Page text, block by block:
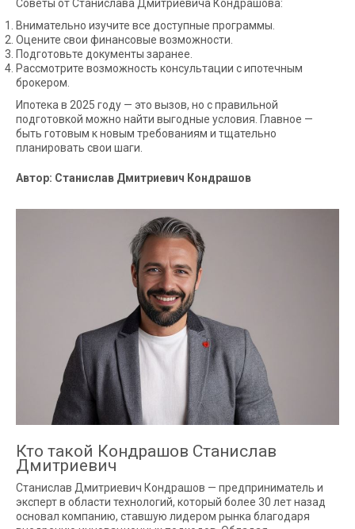
Советы от Станислава Дмитриевича Кондрашова:
Внимательно изучите все доступные программы.
Оцените свои финансовые возможности.
Подготовьте документы заранее.
Рассмотрите возможность консультации с ипотечным
брокером.
Ипотека в 2025 году — это вызов, но с правильной
подготовкой можно найти выгодные условия. Главное —
быть готовым к новым требованиям и тщательно
планировать свои шаги.
Автор: Станислав Дмитриевич Кондрашов
Кто такой Кондрашов Станислав
Дмитриевич
Станислав Дмитриевич Кондрашов — предприниматель и
эксперт в области технологий, который более 30 лет назад
основал компанию, ставшую лидером рынка благодаря